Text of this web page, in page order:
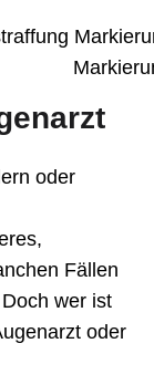
oder
Fällen
wer ist
oder